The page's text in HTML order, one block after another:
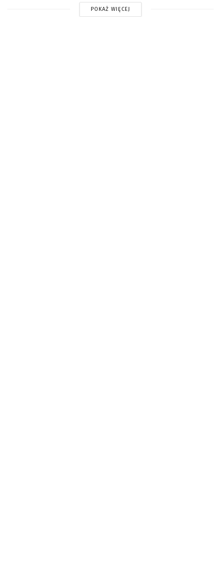
POKAŻ WIĘCEJ